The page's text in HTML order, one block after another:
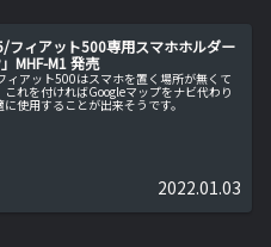
フィアット500専用スマホホルダー
」MHF-M1 発売
ィアット500はスマホを置く場所が無くて
れを付ければGoogleマップをナビ代わり
使用することが出来そうです。
2022.01.03